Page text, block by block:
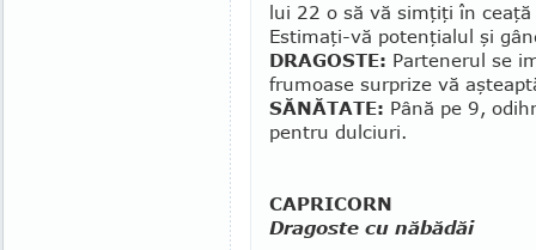
lui 22 o să vă simţiţi în
Estimaţi-vă potenţialul şi
DRAGOSTE: Partenerul se
fru­moa­se surprize vă
SĂNĂTATE: Până pe 9,
pentru dulciuri.
CAPRICORN
Dragoste cu năbădăi